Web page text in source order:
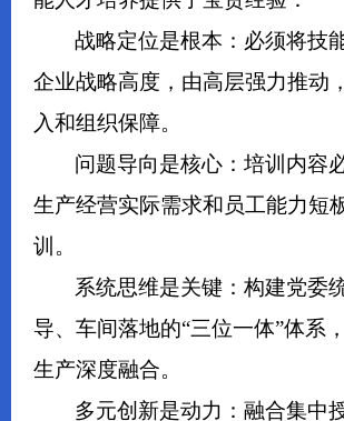
战略定位是根本：必须将技
企业战略高度，由高层强力推动
入和组织保障。
问题导向是核心：培训内容
生产经营实际需求和员工能力短
训。
系统思维是关键：构建党委
导、车间落地的“三位一体”体系
生产深度融合。
多元创新是动力：融合集中